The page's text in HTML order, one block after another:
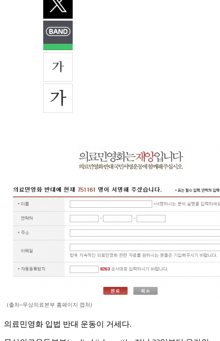
(출처=무상의료본부 홈페이지 캡처)
의료민영화 입법 반대 운동이 거세다.